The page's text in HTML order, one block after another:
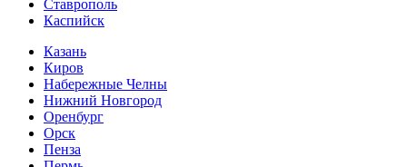
Ставрополь
Каспийск
Казань
Киров
Набережные Челны
Нижний Новгород
Оренбург
Орск
Пенза